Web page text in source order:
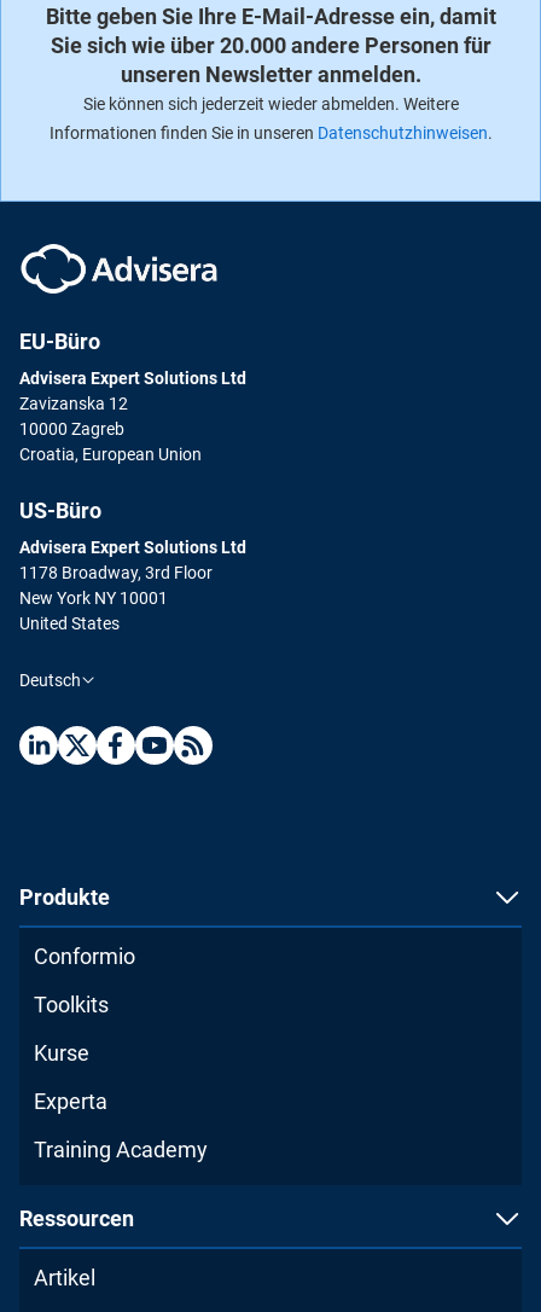
Bitte geben Sie Ihre E-Mail-Adresse ein, damit
Sie sich wie über 20.000 andere Personen für
unseren Newsletter anmelden.
Sie können sich jederzeit wieder abmelden. Weitere
Informationen finden Sie in unseren Datenschutzhinweisen.
EU-Büro
Advisera Expert Solutions Ltd
Zavizanska 12
10000 Zagreb
Croatia, European Union
US-Büro
Advisera Expert Solutions Ltd
1178 Broadway, 3rd Floor
New York NY 10001
United States
Deutsch
Produkte
Conformio
Toolkits
Kurse
Experta
Training Academy
Ressourcen
Artikel